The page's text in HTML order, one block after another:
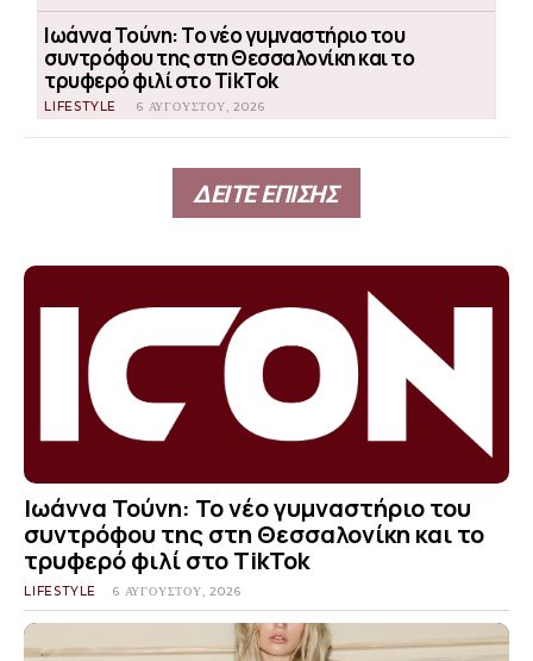
Ιωάννα Τούνη: Το νέο γυμναστήριο του
συντρόφου της στη Θεσσαλονίκη και το
τρυφερό φιλί στο TikTok
LIFESTYLE 6 ΑΥΓΟΎΣΤΟΥ, 2026
ΔΕΙΤΕ ΕΠΙΣΗΣ
Ιωάννα Τούνη: Το νέο γυμναστήριο του
συντρόφου της στη Θεσσαλονίκη και το
τρυφερό φιλί στο TikTok
LIFESTYLE 6 ΑΥΓΟΎΣΤΟΥ, 2026